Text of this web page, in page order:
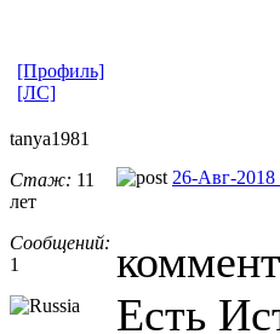
[Профиль]
[ЛС]
tanya1981
Стаж: 11
лет
Сообщений:
1
26-Авг-2018
Есть